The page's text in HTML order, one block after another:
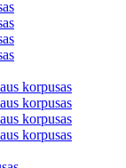
korpusas
korpusas
korpusas
korpusas